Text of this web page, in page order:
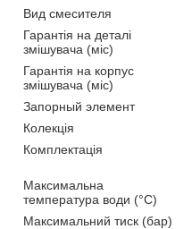
Вид смесителя
Гарантія на деталі
змішувача (міс)
Гарантія на корпус
змішувача (міс)
Запорный элемент
Колекція
Комплектація
Максимальна
температура води (°C)
Максимальний тиск (бар)